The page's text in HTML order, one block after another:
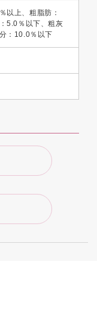
以上、粗脂肪：
5.0％以下、粗灰
：10.0％以下